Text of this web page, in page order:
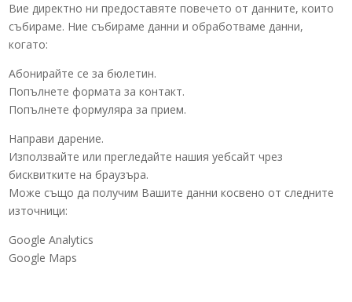
Вие директно ни предоставяте повечето от данните, които
събираме. Ние събираме данни и обработваме данни,
когато:
Абонирайте се за бюлетин.
Попълнете формата за контакт.
Попълнете формуляра за прием.
Направи дарение.
Използвайте или прегледайте нашия уебсайт чрез
бисквитките на браузъра.
Може също да получим Вашите данни косвено от следните
източници:
Google Analytics
Google Maps